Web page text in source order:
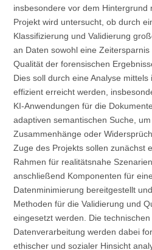
insbesondere vor dem Hintergrund
Projekt wird untersucht, ob durch
Klassifizierung und Validierung
an Daten sowohl eine
Qualität der forensischen
Dies soll durch eine Analyse
effizient erreicht werden,
KI-Anwendungen für die
adaptiven semantischen Suche, um
Zusammenhänge oder
Zuge des Projekts sollen zunächst
Rahmen für realitätsnahe
anschließend Komponenten für
Datenminimierung bereitgestellt
Methoden für die Validierung und
eingesetzt werden. Die
Datenverarbeitung werden dabei
ethischer und sozialer Hinsicht